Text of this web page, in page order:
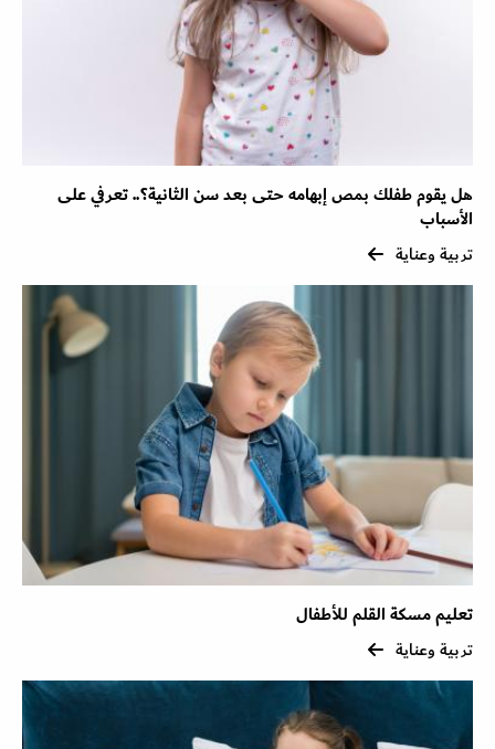
هل يقوم طفلك بمص إبهامه حتى بعد سن الثانية؟.. تعرفي على
الأسباب
تربية وعناية
تعليم مسكة القلم للأطفال
تربية وعناية